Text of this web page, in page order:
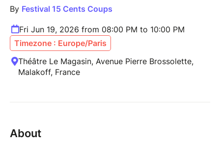
By Festival 15 Cents Coups
Fri Jun 19, 2026 from 08:00 PM to 10:00 PM
Timezone : Europe/Paris
Théâtre Le Magasin, Avenue Pierre Brossolette,
Malakoff, France
About